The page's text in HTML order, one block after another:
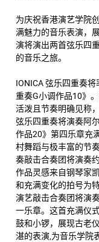
为庆祝香港演艺学院
满魅力的音乐表演，
演将演出两首弦乐四
的音乐之旅。
IONICA 弦乐四重奏
重奏G小调作品10》
活泼且节奏明确见称
弦乐四重奏将演奏阿
作品20》第四乐章充
村舞蹈与极丰富的节
奏敲击合奏团将演奏
作品灵感来自钢琴家
和充满变化的拍号为
演艺敲击合奏团将演
一乐章。这首充满仪
鼓和小锣，展现古老
湛的表演,为音乐学院